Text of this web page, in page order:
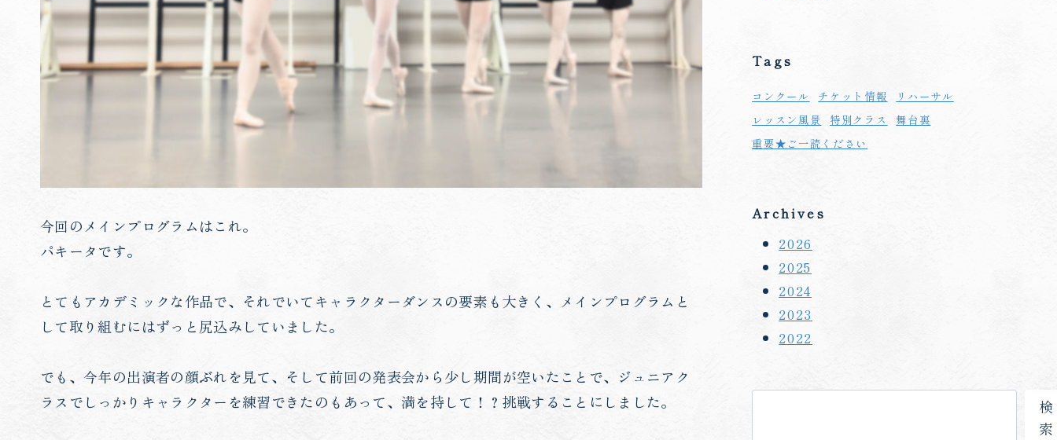
今回のメインプログラムはこれ。
パキータです。
とてもアカデミックな作品で、それでいてキャラクターダンスの要素も大きく、メインプログラムと
して取り組むにはずっと尻込みしていました。
でも、今年の出演者の顔ぶれを見て、そして前回の発表会から少し期間が空いたことで、ジュニアク
ラスでしっかりキャラクターを練習できたのもあって、満を持して！？挑戦することにしました。
Tags
コンクール チケット情報
リハーサル
レッスン風景
特別クラス
舞台裏
重要★ご一読ください
Archives
2026
2025
2024
2023
2022
検
索